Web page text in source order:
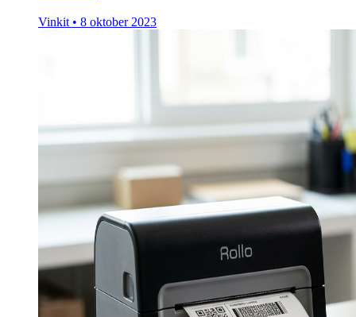
Vinkit • 8 oktober 2023